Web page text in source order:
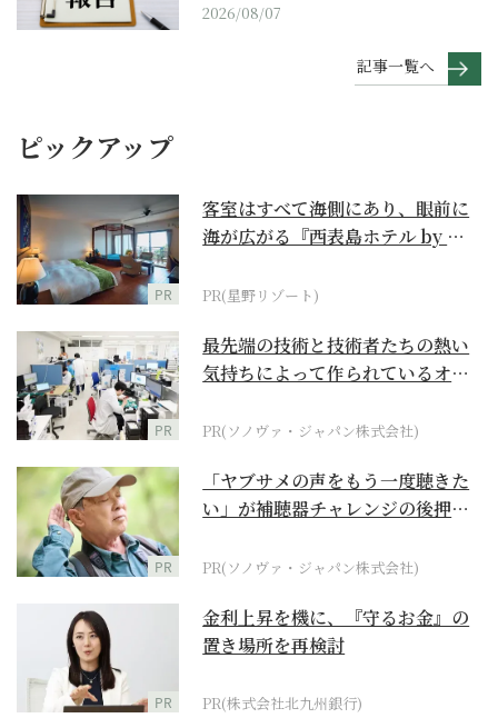
2026/08/07
記事一覧へ
ピックアップ
PR
客室はすべて海側にあり、眼前に
海が広がる『西表島ホテル by 星
PR(星野リゾート)
PR
最先端の技術と技術者たちの熱い
気持ちによって作られているオー
PR(ソノヴァ・ジャパン株式会社)
PR
「ヤブサメの声をもう一度聴きた
い」が補聴器チャレンジの後押し
PR(ソノヴァ・ジャパン株式会社)
PR
金利上昇を機に、『守るお金』の
置き場所を再検討
PR(株式会社北九州銀行)